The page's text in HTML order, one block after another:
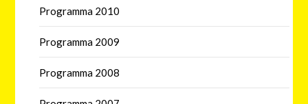
Programma 2010
Programma 2009
Programma 2008